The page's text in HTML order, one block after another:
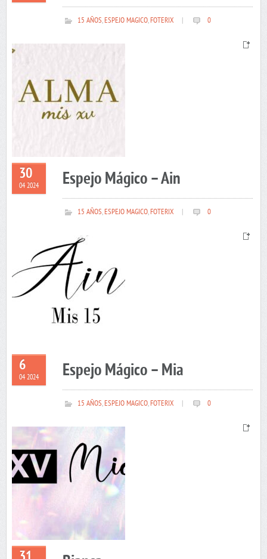
15 AÑOS,ESPEJO MAGICO,FOTERIX 0
30
04 2024 Espejo Mágico – Ain
15 AÑOS,ESPEJO MAGICO,FOTERIX 0
6
04 2024 Espejo Mágico – Mia
15 AÑOS,ESPEJO MAGICO,FOTERIX 0